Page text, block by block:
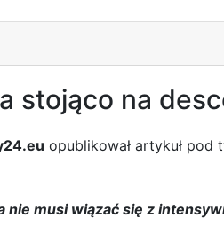
stojąco na
opublikował artykuł pod
musi wiązać się z